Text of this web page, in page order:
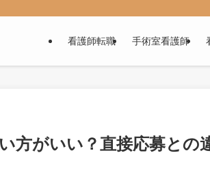
看護師転職 手術室看護師
方がいい？直接応募との